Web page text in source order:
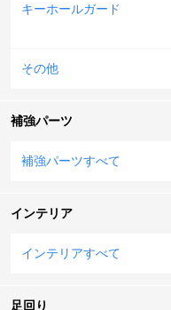
キーホールガード
その他
補強パーツ
補強パーツすべて
インテリア
インテリアすべて
足回り